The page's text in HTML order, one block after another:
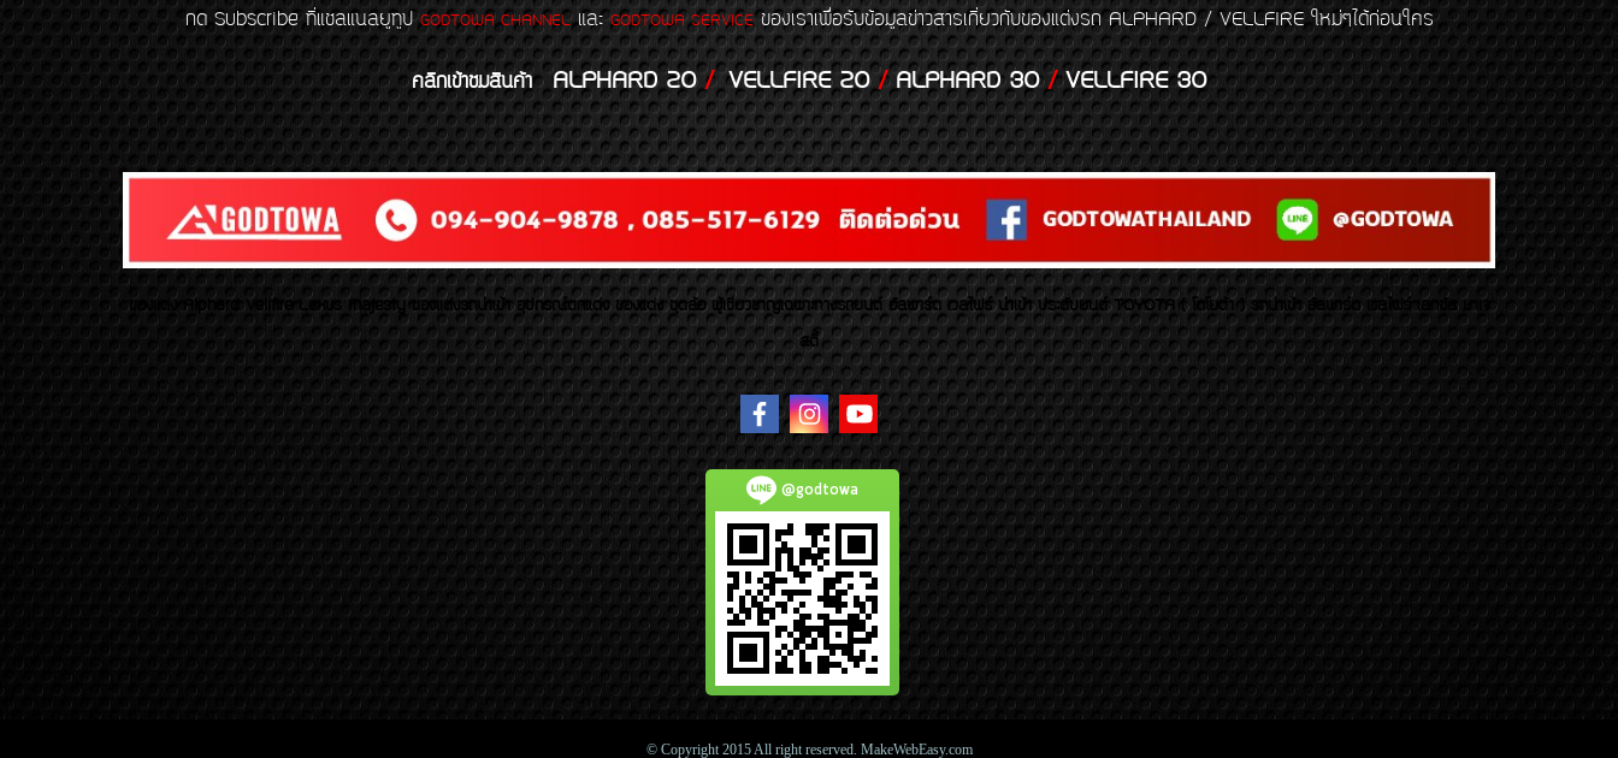
กด Subscribe ที่แชลแนลยูทูปGODTOWA CHANNELและ GODTOWA SERVICEของเราเพื่อรับข้อมูลข่าวสารเกี่ยวกับของแต่งรถ ALPHARD / VELLFIRE ใหม่ๆได้ก่อนใคร
คลิกเข้าชมสินค้า ALPHARD 20/VELLFIRE 20/ALPHARD 30/VELLFIRE 30
ของเเต่ง Alphard Vellfire Lexus Majesty ของเเต่งรถนำเข้า อุปกรณ์ตกแต่ง ของแต่ง ชุดล้อ ผู้เชี่ยวชาญเฉพาะทางรถยนต์ อัลพาร์ด เวลไฟร์ นำเข้า ประดับยนต์ TOYOTA ( โตโยต้า ) รถนำเข้า อัลพาร์ด เวลไฟร์ เลกซัส มาเจ
สตี้
@godtowa
© Copyright 2015 All right reserved. MakeWebEasy.com